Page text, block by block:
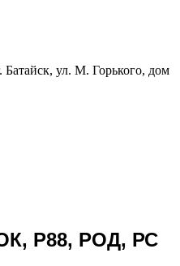
Батайск, ул. М. Горького, дом
Р88, РОД, РС